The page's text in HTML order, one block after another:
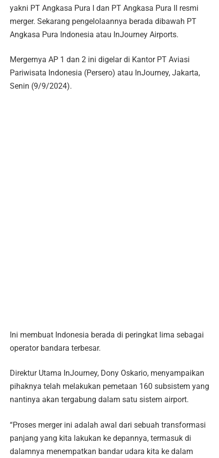
yakni PT Angkasa Pura I dan PT Angkasa Pura II resmi
merger. Sekarang pengelolaannya berada dibawah PT
Angkasa Pura Indonesia atau InJourney Airports.
Mergernya AP 1 dan 2 ini digelar di Kantor PT Aviasi
Pariwisata Indonesia (Persero) atau InJourney, Jakarta,
Senin (9/9/2024).
Ini membuat Indonesia berada di peringkat lima sebagai
operator bandara terbesar.
Direktur Utama InJourney, Dony Oskario, menyampaikan
pihaknya telah melakukan pemetaan 160 subsistem yang
nantinya akan tergabung dalam satu sistem airport.
“Proses merger ini adalah awal dari sebuah transformasi
panjang yang kita lakukan ke depannya, termasuk di
dalamnya menempatkan bandar udara kita ke dalam